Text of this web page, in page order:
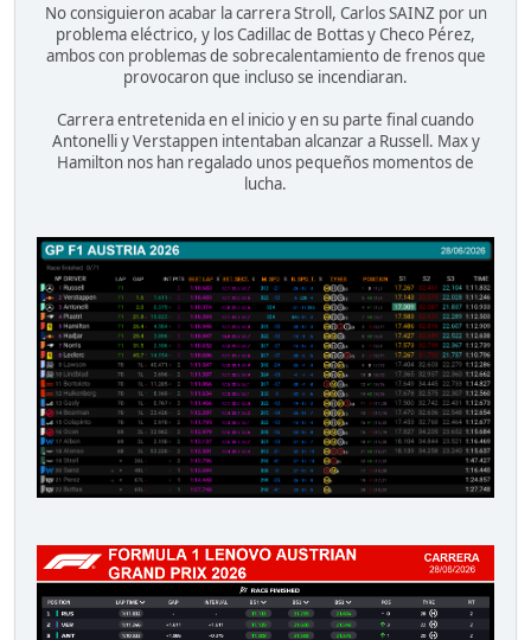
No consiguieron acabar la carrera Stroll, Carlos SAINZ por un
problema eléctrico, y los Cadillac de Bottas y Checo Pérez,
ambos con problemas de sobrecalentamiento de frenos que
provocaron que incluso se incendiaran.
Carrera entretenida en el inicio y en su parte final cuando
Antonelli y Verstappen intentaban alcanzar a Russell. Max y
Hamilton nos han regalado unos pequeños momentos de
lucha.